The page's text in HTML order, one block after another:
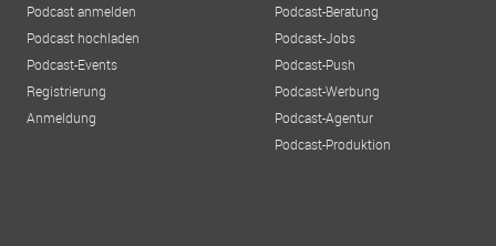
Podcast anmelden
Podcast hochladen
Podcast-Events
Registrierung
Anmeldung
Podcast-Beratung
Podcast-Jobs
Podcast-Push
Podcast-Werbung
Podcast-Agentur
Podcast-Produktion